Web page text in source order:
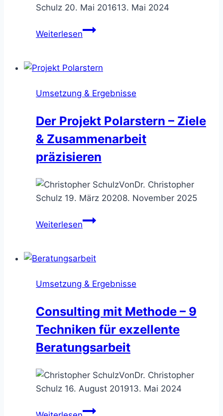
Schulz 20. Mai 201613. Mai 2024
WeiterlesenDie
–
Aufgaben
priorisieren
Umsetzung & Ergebnisse
Der Projekt Polarstern – Ziele
& Zusammenarbeit
präzisieren
VonDr. Christopher
Schulz 19. März 20208. November 2025
WeiterlesenDer
–
&
präzisieren
Umsetzung & Ergebnisse
Consulting mit Methode – 9
Techniken für exzellente
Beratungsarbeit
VonDr. Christopher
Schulz 16. August 201913. Mai 2024
Consulting